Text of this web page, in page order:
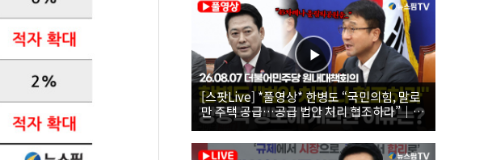
[스팟Live] *풀영상* 한병도 “국민의힘, 말로
만 주택 공급…공급 법안 처리 협조하라”｜
26.08.07 더불어민주당 원내대책회의